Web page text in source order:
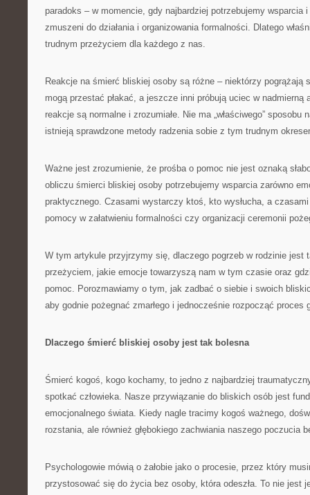
paradoks – w momencie, gdy najbardziej potrzebujemy wsparcia
zmuszeni do działania i organizowania formalności. Dlatego
trudnym przeżyciem dla każdego z nas.
Reakcje na śmierć bliskiej osoby są różne – niektórzy pogrążają
mogą przestać płakać, a jeszcze inni próbują uciec w
reakcje są normalne i zrozumiałe. Nie ma „właściwego” sposobu
istnieją sprawdzone metody radzenia sobie z tym trudnym
Ważne jest zrozumienie, że prośba o pomoc nie jest oznaką
obliczu śmierci bliskiej osoby potrzebujemy wsparcia zarówno
praktycznego. Czasami wystarczy ktoś, kto wysłucha, a
pomocy w załatwieniu formalności czy organizacji ceremonii
W tym artykule przyjrzymy się, dlaczego pogrzeb w rodzinie jest
przeżyciem, jakie emocje towarzyszą nam w tym czasie oraz
pomoc. Porozmawiamy o tym, jak zadbać o siebie i swoich
aby godnie pożegnać zmarłego i jednocześnie rozpocząć proces
Dlaczego śmierć bliskiej osoby jest tak bolesna
Śmierć kogoś, kogo kochamy, to jedno z najbardziej
spotkać człowieka. Nasze przywiązanie do bliskich osób jest
emocjonalnego świata. Kiedy nagle tracimy kogoś ważnego,
rozstania, ale również głębokiego zachwiania naszego poczucia
Psychologowie mówią o żałobie jako o procesie, przez który
przystosować się do życia bez osoby, która odeszła. To nie jest